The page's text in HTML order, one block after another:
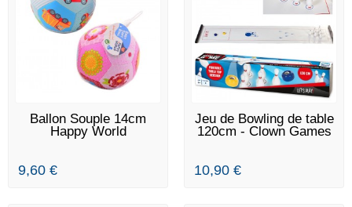
EN STOCK
Ballon Souple 14cm
Happy World
9,60 €
EN STOCK
Jeu de Bowling de table
120cm - Clown Games
10,90 €